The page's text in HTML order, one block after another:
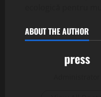
ABOUT THE AUTHOR
press